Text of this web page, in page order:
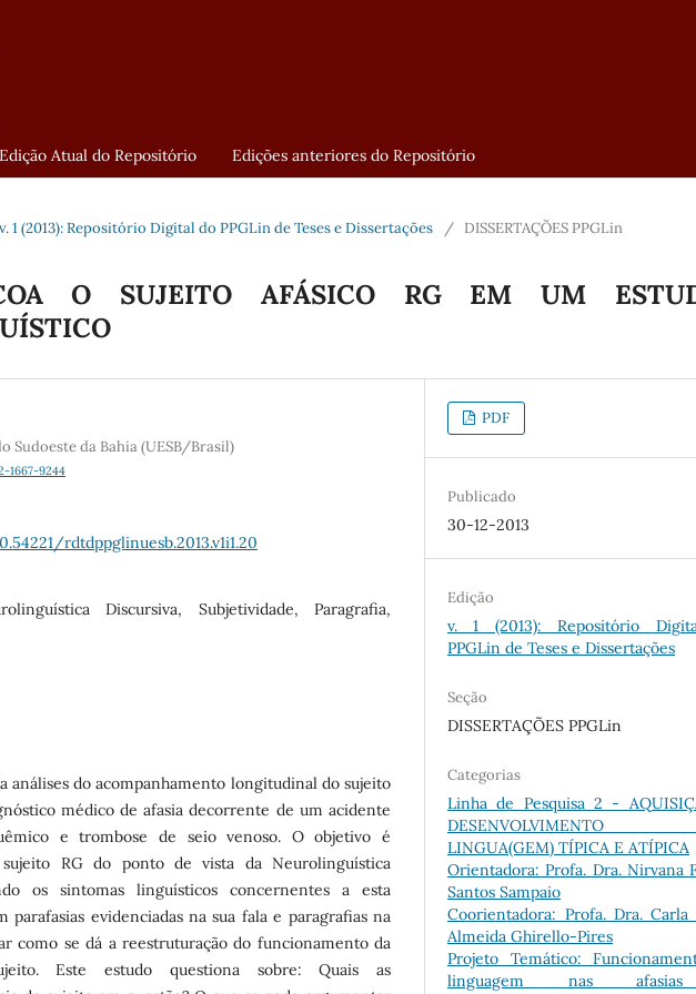
Edição Atual do Repositório Edições anteriores do Repositório
v. 1 (2013): Repositório Digital do PPGLin de Teses e Dissertações / DISSERTAÇÕES PPGLin
O SUJEITO AFÁSICO RG EM UM
Sudoeste da Bahia (UESB/Brasil)
9244
rdtdppglinuesb.2013.v1i1.20
Discursiva, Subjetividade, Paragrafia,
análises do acompanhamento longitudinal do sujeito
médico de afasia decorrente de um acidente
e trombose de seio venoso. O objetivo é
RG do ponto de vista da Neurolinguística
os sintomas linguísticos concernentes a esta
parafasias evidenciadas na sua fala e paragrafias na
como se dá a reestruturação do funcionamento da
Este estudo questiona sobre: Quais as
PDF
Publicado
30-12-2013
Edição
v. 1 (2013): Repositório
PPGLin de Teses e Dissertações
Seção
DISSERTAÇÕES PPGLin
Categorias
Linha de Pesquisa 2 -
LINGUA(GEM) TÍPICA E ATÍPICA
Orientadora: Profa. Dra. Nirvana
Santos Sampaio
Coorientadora: Profa. Dra. Carla
Almeida Ghirello-Pires
Projeto Temático:
linguagem nas